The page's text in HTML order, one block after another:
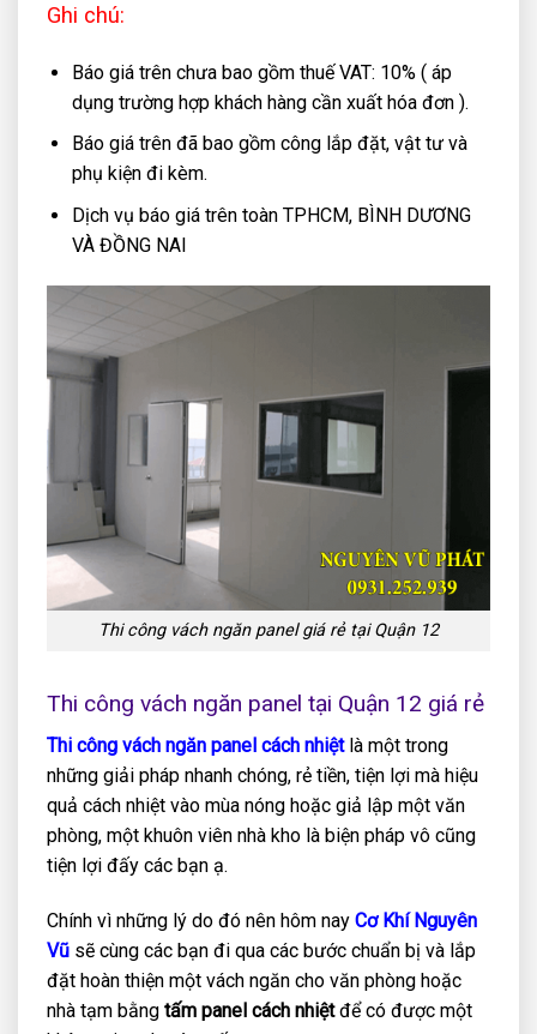
Ghi chú:
Báo giá trên chưa bao gồm thuế VAT: 10% ( áp
dụng trường hợp khách hàng cần xuất hóa đơn ).
Báo giá trên đã bao gồm công lắp đặt, vật tư và
phụ kiện đi kèm.
Dịch vụ báo giá trên toàn TPHCM, BÌNH DƯƠNG
VÀ ĐỒNG NAI
Thi công vách ngăn panel giá rẻ tại Quận 12
Thi công vách ngăn panel tại Quận 12 giá rẻ
Thi công vách ngăn panel cách nhiệtlà một trong
những giải pháp nhanh chóng, rẻ tiền, tiện lợi mà hiệu
quả cách nhiệt vào mùa nóng hoặc giả lập một văn
phòng, một khuôn viên nhà kho là biện pháp vô cũng
tiện lợi đấy các bạn ạ.
Chính vì những lý do đó nên hôm nay Cơ Khí Nguyên
Vũ sẽ cùng các bạn đi qua các bước chuẩn bị và lắp
đặt hoàn thiện một vách ngăn cho văn phòng hoặc
nhà tạm bằng tấm panel cách nhiệtđể có được một